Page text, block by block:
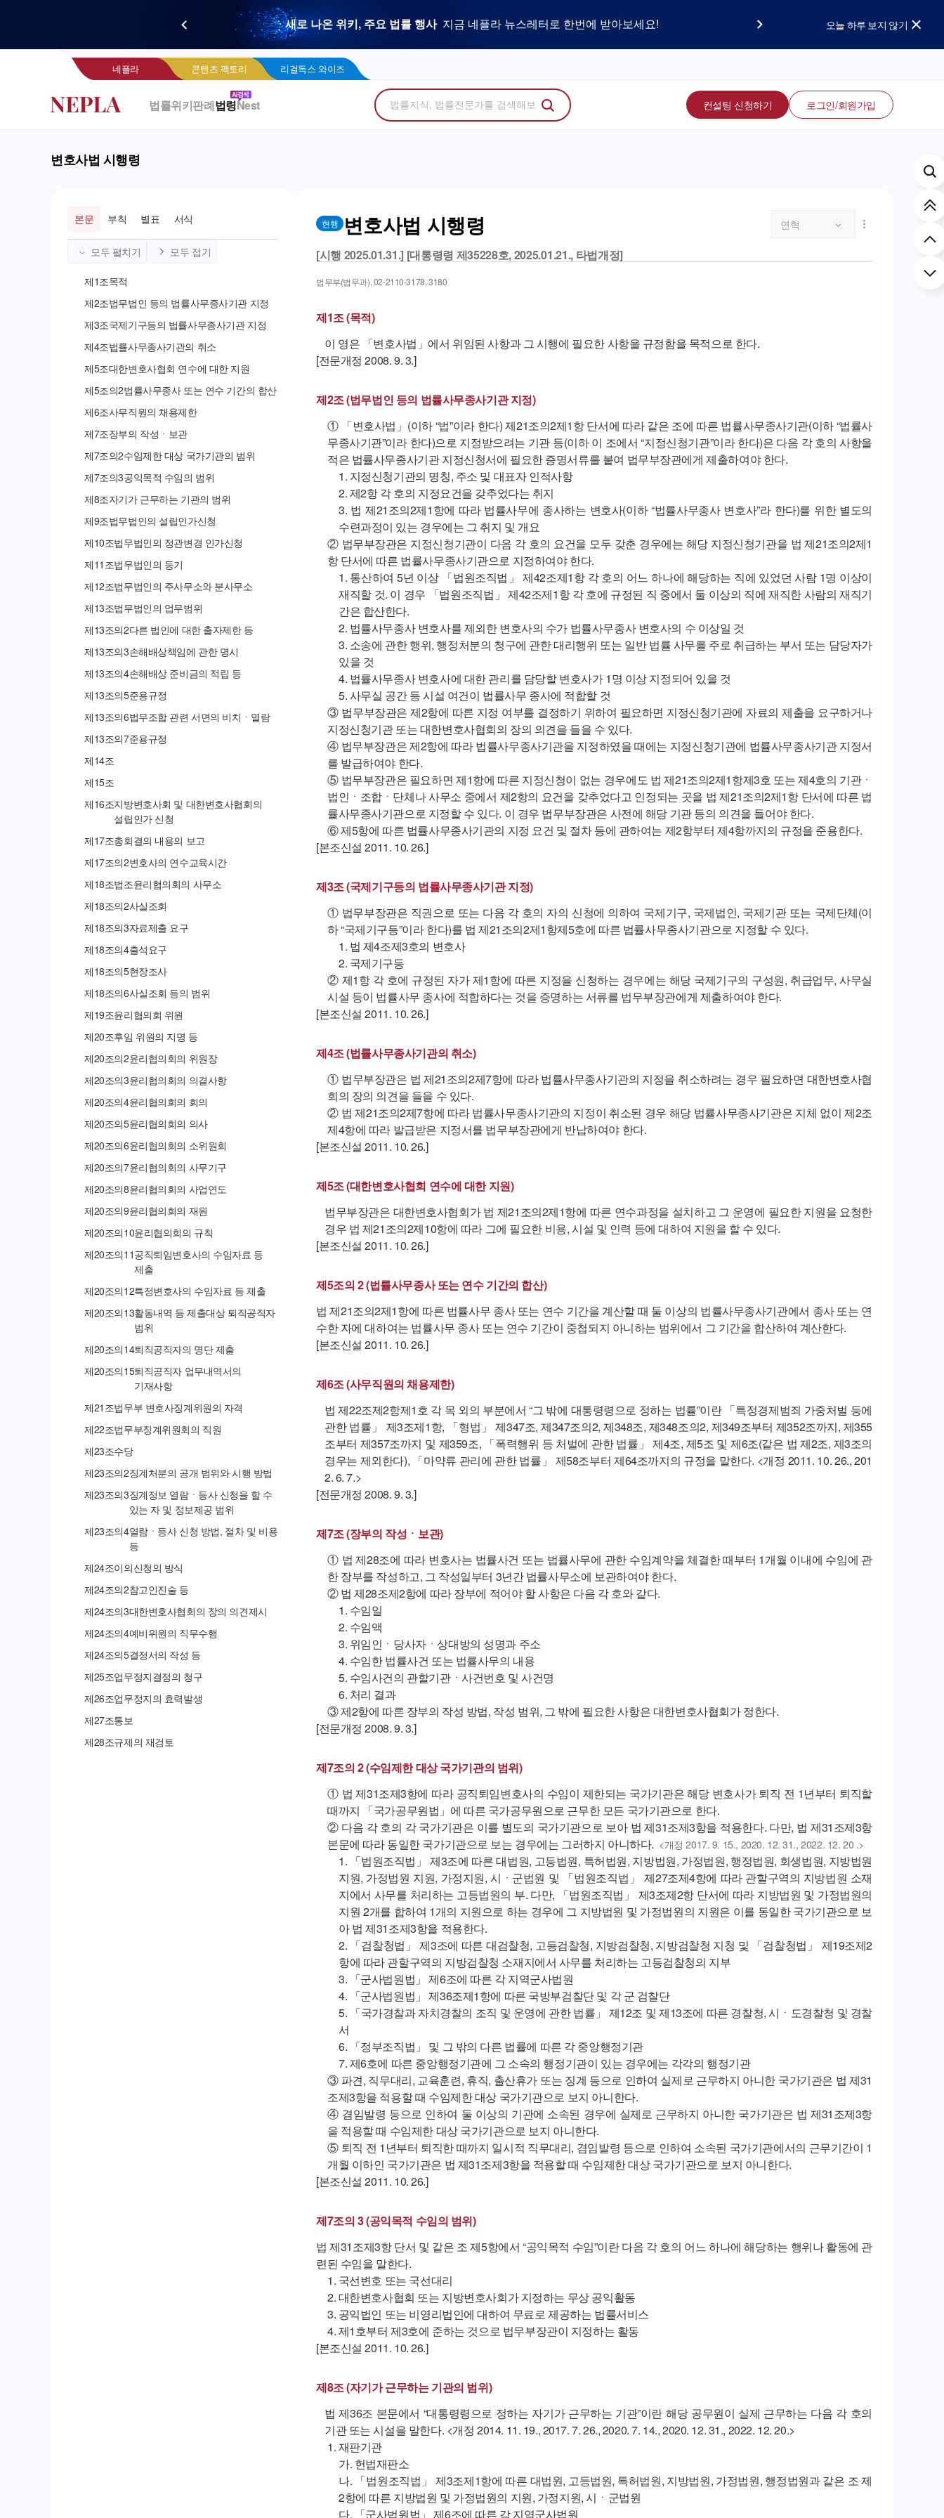
우리 로펌 홈페이지,
콘텐츠 팩토리에서 기고문 1개로 매일 연성하세요.
새로 나온 위키, 주요 법률 행사 지금 네플라 뉴스레터로 한번에 받아보세요!
LegalDocs
Wise 리걸독스 와이즈프로 사전등록 신청하기
네플라 광고 문의 법률 소비자에게 지금 당신의 브랜드를 보여주세요! 오늘 하루 보지 않기
네플라 콘텐츠 팩토리 리걸독스 와이즈
법률위키판례법령Nest 컨설팅 신청하기 로그인/회원가입
변호사법 시행령
본문 부칙 별표 서식
모두 펼치기 모두 접기
제1조목적
제2조법무법인 등의 법률사무종사기관 지정
제3조국제기구등의 법률사무종사기관 지정
제4조법률사무종사기관의 취소
제5조대한변호사협회 연수에 대한 지원
제5조의2법률사무종사 또는 연수 기간의 합산
제6조사무직원의 채용제한
제7조장부의 작성ㆍ보관
제7조의2수임제한 대상 국가기관의 범위
제7조의3공익목적 수임의 범위
제8조자기가 근무하는 기관의 범위
제9조법무법인의 설립인가신청
제10조법무법인의 정관변경 인가신청
제11 조법무법인의 등기
제12조법무법인의 주사무소와 분사무소
제13조법무법인의 업무범위
제13조의2다른 법인에 대한 출자제한 등
제13조의3손해배상책임에 관한 명시
제13조의4손해배상 준비금의 적립 등
제13조의5준용규정
제13조의6법무조합 관련 서면의 비치ㆍ열람
제13조의7준용규정
제14조
제15조
제16조지방변호사회 및 대한변호사협회의
설립인가 신청
제17조총회결의 내용의 보고
제17조의2변호사의 연수교육시간
제18조법조윤리협의회의 사무소
제18조의2사실조회
제18조의3자료제출 요구
제18조의4출석요구
제18조의5현장조사
제18조의6사실조회 등의 범위
제19조윤리협의회 위원
제20조후임 위원의 지명 등
제20조의2윤리협의회의 위원장
제20조의3윤리협의회의 의결사항
제20조의4윤리협의회의 회의
제20조의5윤리협의회의 의사
제20조의6윤리협의회의 소위원회
제20조의7윤리협의회의 사무기구
제20조의8윤리협의회의 사업연도
제20조의9윤리협의회의 재원
제20조의10윤리협의회의 규칙
제20조의11공직퇴임변호사의 수임자료 등
제출
제20조의12특정변호사의 수임자료 등 제출
제20조의13활동내역 등 제출대상 퇴직공직자
범위
제20조의14퇴직공직자의 명단 제출
제20조의15퇴직공직자 업무내역서의
기재사항
제21 조법무부 변호사징계위원의 자격
제22조법무부징계위원회의 직원
제23조수당
제23조의2징계처분의 공개 범위와 시행 방법
제23조의3징계정보 열람ㆍ등사 신청을 할 수
있는 자 및 정보제공 범위
제23조의4열람ㆍ등사 신청 방법, 절차 및 비용
등
제24조이의신청의 방식
제24조의2참고인진술 등
제24조의3대한변호사협회의 장의 의견제시
제24조의4예비위원의 직무수행
제24조의5결정서의 작성 등
제25조업무정지결정의 청구
제26조업무정지의 효력발생
제27조통보
제28조규제의 재검토
현행 변호사법 시행령 연혁
[시행 2025.01.31.] [대통령령 제35228호, 2025.01.21., 타법개정]
법무부(법무과), 02-2110-3178, 3180
제1조 (목적)
이 영은 「변호사법」에서 위임된 사항과 그 시행에 필요한 사항을 규정함을 목적으로 한다.
[전문개정 2008. 9. 3.]
제2조 (법무법인 등의 법률사무종사기관 지정)
① 「변호사법」(이하 “법”이라 한다) 제21조의2제1항 단서에 따라 같은 조에 따른 법률사무종사기관(이하 “법률사
무종사기관”이라 한다)으로 지정받으려는 기관 등(이하 이 조에서 “지정신청기관”이라 한다)은 다음 각 호의 사항을
적은 법률사무종사기관 지정신청서에 필요한 증명서류를 붙여 법무부장관에게 제출하여야 한다.
1. 지정신청기관의 명칭, 주소 및 대표자 인적사항
2. 제2항 각 호의 지정요건을 갖추었다는 취지
3. 법 제21조의2제1항에 따라 법률사무에 종사하는 변호사(이하 “법률사무종사 변호사”라 한다)를 위한 별도의
수련과정이 있는 경우에는 그 취지 및 개요
② 법무부장관은 지정신청기관이 다음 각 호의 요건을 모두 갖춘 경우에는 해당 지정신청기관을 법 제21조의2제1
항 단서에 따른 법률사무종사기관으로 지정하여야 한다.
1. 통산하여 5년 이상 「법원조직법」 제42조제1항 각 호의 어느 하나에 해당하는 직에 있었던 사람 1명 이상이
재직할 것. 이 경우 「법원조직법」 제42조제1항 각 호에 규정된 직 중에서 둘 이상의 직에 재직한 사람의 재직기
간은 합산한다.
2. 법률사무종사 변호사를 제외한 변호사의 수가 법률사무종사 변호사의 수 이상일 것
3. 소송에 관한 행위, 행정처분의 청구에 관한 대리행위 또는 일반 법률 사무를 주로 취급하는 부서 또는 담당자가
있을 것
4. 법률사무종사 변호사에 대한 관리를 담당할 변호사가 1명 이상 지정되어 있을 것
5. 사무실 공간 등 시설 여건이 법률사무 종사에 적합할 것
③ 법무부장관은 제2항에 따른 지정 여부를 결정하기 위하여 필요하면 지정신청기관에 자료의 제출을 요구하거나
지정신청기관 또는 대한변호사협회의 장의 의견을 들을 수 있다.
④ 법무부장관은 제2항에 따라 법률사무종사기관을 지정하였을 때에는 지정신청기관에 법률사무종사기관 지정서
를 발급하여야 한다.
⑤ 법무부장관은 필요하면 제1항에 따른 지정신청이 없는 경우에도 법 제21조의2제1항제3호 또는 제4호의 기관ㆍ
법인ㆍ조합ㆍ단체나 사무소 중에서 제2항의 요건을 갖추었다고 인정되는 곳을 법 제21조의2제1항 단서에 따른 법
률사무종사기관으로 지정할 수 있다. 이 경우 법무부장관은 사전에 해당 기관 등의 의견을 들어야 한다.
⑥ 제5항에 따른 법률사무종사기관의 지정 요건 및 절차 등에 관하여는 제2항부터 제4항까지의 규정을 준용한다.
[본조신설 2011. 10. 26.]
제3조 (국제기구등의 법률사무종사기관 지정)
① 법무부장관은 직권으로 또는 다음 각 호의 자의 신청에 의하여 국제기구, 국제법인, 국제기관 또는 국제단체(이
하 “국제기구등”이라 한다)를 법 제21조의2제1항제5호에 따른 법률사무종사기관으로 지정할 수 있다.
1. 법 제4조제3호의 변호사
2. 국제기구등
② 제1항 각 호에 규정된 자가 제1항에 따른 지정을 신청하는 경우에는 해당 국제기구의 구성원, 취급업무, 사무실
시설 등이 법률사무 종사에 적합하다는 것을 증명하는 서류를 법무부장관에게 제출하여야 한다.
[본조신설 2011. 10. 26.]
제4조 (법률사무종사기관의 취소)
① 법무부장관은 법 제21조의2제7항에 따라 법률사무종사기관의 지정을 취소하려는 경우 필요하면 대한변호사협
회의 장의 의견을 들을 수 있다.
② 법 제21조의2제7항에 따라 법률사무종사기관의 지정이 취소된 경우 해당 법률사무종사기관은 지체 없이 제2조
제4항에 따라 발급받은 지정서를 법무부장관에게 반납하여야 한다.
[본조신설 2011. 10. 26.]
제5조 (대한변호사협회 연수에 대한 지원)
법무부장관은 대한변호사협회가 법 제21조의2제1항에 따른 연수과정을 설치하고 그 운영에 필요한 지원을 요청한
경우 법 제21조의2제10항에 따라 그에 필요한 비용, 시설 및 인력 등에 대하여 지원을 할 수 있다.
[본조신설 2011. 10. 26.]
제5조의 2 (법률사무종사 또는 연수 기간의 합산)
법 제21조의2제1항에 따른 법률사무 종사 또는 연수 기간을 계산할 때 둘 이상의 법률사무종사기관에서 종사 또는 연
수한 자에 대하여는 법률사무 종사 또는 연수 기간이 중첩되지 아니하는 범위에서 그 기간을 합산하여 계산한다.
[본조신설 2011. 10. 26.]
제6조 (사무직원의 채용제한)
법 제22조제2항제1호 각 목 외의 부분에서 “그 밖에 대통령령으로 정하는 법률”이란 「특정경제범죄 가중처벌 등에
관한 법률」 제3조제1항, 「형법」 제347조, 제347조의2, 제348조, 제348조의2, 제349조부터 제352조까지, 제355
조부터 제357조까지 및 제359조, 「폭력행위 등 처벌에 관한 법률」 제4조, 제5조 및 제6조(같은 법 제2조, 제3조의
경우는 제외한다), 「마약류 관리에 관한 법률」 제58조부터 제64조까지의 규정을 말한다. <개정 2011. 10. 26., 201
2. 6. 7.>
[전문개정 2008. 9. 3.]
제7조 (장부의 작성ㆍ보관)
① 법 제28조에 따라 변호사는 법률사건 또는 법률사무에 관한 수임계약을 체결한 때부터 1개월 이내에 수임에 관
한 장부를 작성하고, 그 작성일부터 3년간 법률사무소에 보관하여야 한다.
② 법 제28조제2항에 따라 장부에 적어야 할 사항은 다음 각 호와 같다.
1. 수임일
2. 수임액
3. 위임인ㆍ당사자ㆍ상대방의 성명과 주소
4. 수임한 법률사건 또는 법률사무의 내용
5. 수임사건의 관할기관ㆍ사건번호 및 사건명
6. 처리 결과
③ 제2항에 따른 장부의 작성 방법, 작성 범위, 그 밖에 필요한 사항은 대한변호사협회가 정한다.
[전문개정 2008. 9. 3.]
제7조의 2 (수임제한 대상 국가기관의 범위)
① 법 제31조제3항에 따라 공직퇴임변호사의 수임이 제한되는 국가기관은 해당 변호사가 퇴직 전 1년부터 퇴직할
때까지 「국가공무원법」에 따른 국가공무원으로 근무한 모든 국가기관으로 한다.
② 다음 각 호의 각 국가기관은 이를 별도의 국가기관으로 보아 법 제31조제3항을 적용한다. 다만, 법 제31조제3항
본문에 따라 동일한 국가기관으로 보는 경우에는 그러하지 아니하다. <개정 2017. 9. 15., 2020. 12. 31., 2022. 12. 20 .>
1. 「법원조직법」 제3조에 따른 대법원, 고등법원, 특허법원, 지방법원, 가정법원, 행정법원, 회생법원, 지방법원
지원, 가정법원 지원, 가정지원, 시ㆍ군법원 및 「법원조직법」 제27조제4항에 따라 관할구역의 지방법원 소재
지에서 사무를 처리하는 고등법원의 부. 다만, 「법원조직법」 제3조제2항 단서에 따라 지방법원 및 가정법원의
지원 2개를 합하여 1개의 지원으로 하는 경우에 그 지방법원 및 가정법원의 지원은 이를 동일한 국가기관으로 보
아 법 제31조제3항을 적용한다.
2. 「검찰청법」 제3조에 따른 대검찰청, 고등검찰청, 지방검찰청, 지방검찰청 지청 및 「검찰청법」 제19조제2
항에 따라 관할구역의 지방검찰청 소재지에서 사무를 처리하는 고등검찰청의 지부
3. 「군사법원법」 제6조에 따른 각 지역군사법원
4. 「군사법원법」 제36조제1항에 따른 국방부검찰단 및 각 군 검찰단
5. 「국가경찰과 자치경찰의 조직 및 운영에 관한 법률」 제12조 및 제13조에 따른 경찰청, 시ㆍ도경찰청 및 경찰
서
6. 「정부조직법」 및 그 밖의 다른 법률에 따른 각 중앙행정기관
7. 제6호에 따른 중앙행정기관에 그 소속의 행정기관이 있는 경우에는 각각의 행정기관
③ 파견, 직무대리, 교육훈련, 휴직, 출산휴가 또는 징계 등으로 인하여 실제로 근무하지 아니한 국가기관은 법 제31
조제3항을 적용할 때 수임제한 대상 국가기관으로 보지 아니한다.
④ 겸임발령 등으로 인하여 둘 이상의 기관에 소속된 경우에 실제로 근무하지 아니한 국가기관은 법 제31조제3항
을 적용할 때 수임제한 대상 국가기관으로 보지 아니한다.
⑤ 퇴직 전 1년부터 퇴직한 때까지 일시적 직무대리, 겸임발령 등으로 인하여 소속된 국가기관에서의 근무기간이 1
개월 이하인 국가기관은 법 제31조제3항을 적용할 때 수임제한 대상 국가기관으로 보지 아니한다.
[본조신설 2011. 10. 26.]
제7조의 3 (공익목적 수임의 범위)
법 제31조제3항 단서 및 같은 조 제5항에서 “공익목적 수임”이란 다음 각 호의 어느 하나에 해당하는 행위나 활동에 관
련된 수임을 말한다.
1. 국선변호 또는 국선대리
2. 대한변호사협회 또는 지방변호사회가 지정하는 무상 공익활동
3. 공익법인 또는 비영리법인에 대하여 무료로 제공하는 법률서비스
4. 제1호부터 제3호에 준하는 것으로 법무부장관이 지정하는 활동
[본조신설 2011. 10. 26.]
제8조 (자기가 근무하는 기관의 범위)
법 제36조 본문에서 “대통령령으로 정하는 자기가 근무하는 기관”이란 해당 공무원이 실제 근무하는 다음 각 호의
기관 또는 시설을 말한다. <개정 2014. 11. 19., 2017. 7. 26., 2020. 7. 14., 2020. 12. 31., 2022. 12. 20.>
1. 재판기관
가. 헌법재판소
나. 「법원조직법」 제3조제1항에 따른 대법원, 고등법원, 특허법원, 지방법원, 가정법원, 행정법원과 같은 조 제
2항에 따른 지방법원 및 가정법원의 지원, 가정지원, 시ㆍ군법원
다. 「군사법원법」 제6조에 따른 각 지역군사법원